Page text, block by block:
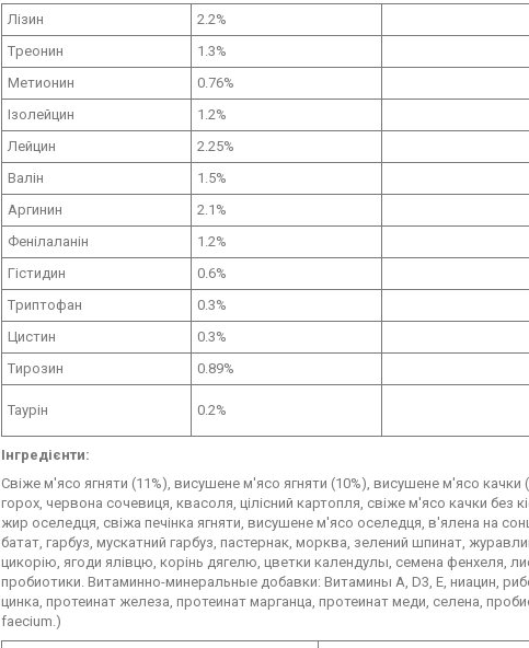
Лізин 2.2%
Tреонин 1.3%
Meтионин 0.76%
Ізолейцин
1.2%
Лейцин
2.25%
Валін
1.5%
Aргинин 2.1%
Фенілаланін
1.2%
Гістидин
0.6%
Tриптофан
0.3%
Цистин
0.3%
Tирозин 0.89%
Taурін 0.2%
Інгредієнти:
Свіже м'ясо ягняти (11%), висушене м'ясо ягняти (10%), висушене м'ясо качки
горох, червона сочевиця, квасоля, цілісний картопля, свіже м'ясо качки без
жир оселедця, свіжа печінка ягняти, висушене м'ясо оселедця, в'ялена на
батат, гарбуз, мускатний гарбуз, пастернак, морква, зелений шпинат,
цикорію, ягоди ялівцю, корінь дягелю, цветки календулы, семена фенхеля,
пробиотики. Витаминно-минеральные добавки: Витамины A, D3, E, ниацин,
цинка, протеинат железа, протеинат марганца, протеинат меди, селена,
faecium.)